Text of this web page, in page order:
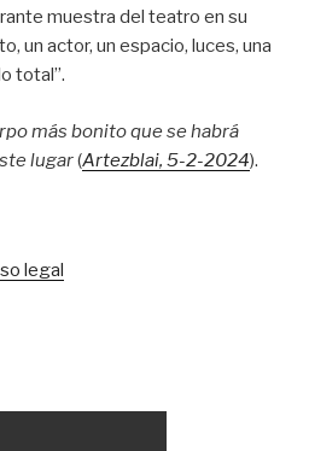
muestra del teatro en su
un actor, un espacio, luces, una
total”.
más bonito que se habrá
lugar(Artezblai, 5-2-2024).
legal